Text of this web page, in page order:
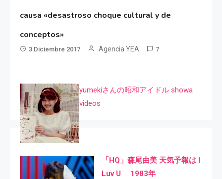
causa «desastroso choque cultural y de
conceptos»
3 Diciembre 2017 Agencia YEA 7
yumekiさんの昭和アイドル showa
videos
「HQ」森尾由美 天気予報は I
Luv U 1983年